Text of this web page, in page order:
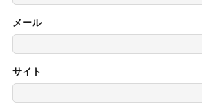
メール
サイト